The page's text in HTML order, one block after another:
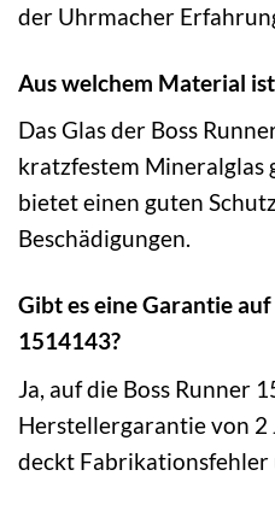
der Uhrmacher
Aus welchem Material
Das Glas der Boss
kratzfestem Mineralglas
bietet einen guten
Beschädigungen.
Gibt es eine Garantie
1514143?
Ja, auf die Boss Runner
Herstellergarantie von 2
deckt